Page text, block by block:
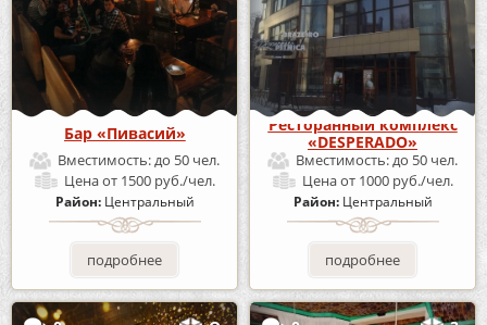
Бар «Пивасий»
Вместимость:до 50 чел.
Ценаот 1500 руб./чел.
Район: Центральный
подробнее
Ресторанный комплекс
«DESPERADO»
Вместимость:до 50 чел.
Ценаот 1000 руб./чел.
Район: Центральный
подробнее